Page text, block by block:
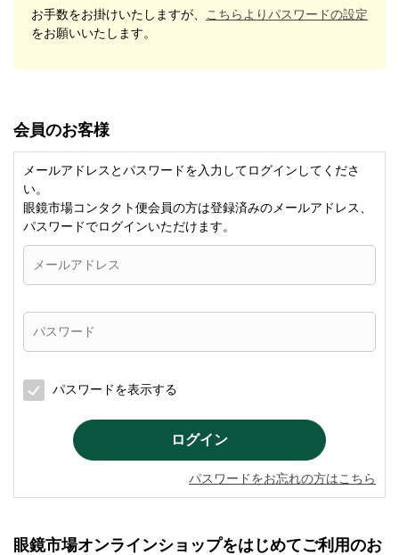
お手数をお掛けいたしますが、
こちらよりパスワードの設定
をお願いいたします。
会員のお客様
メールアドレスとパスワードを入力してログインしてくださ
い。
眼鏡市場コンタクト便会員の方は登録済みのメールアドレス、
パスワードでログインいただけます。
パスワードを表示する
パスワードをお忘れの方はこちら
眼鏡市場オンラインショップをはじめてご利用のお